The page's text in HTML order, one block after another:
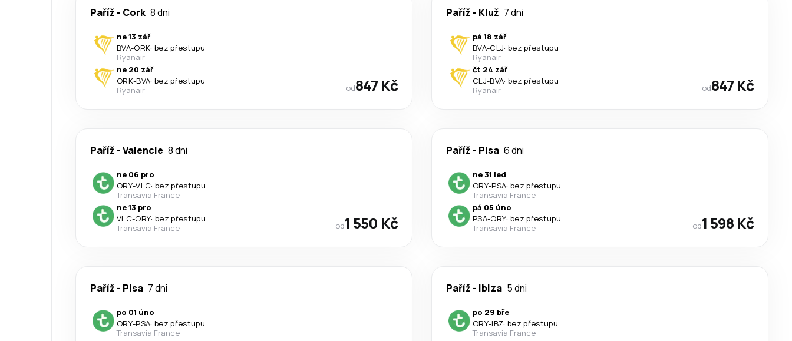
Paříž - Cork 8 dni
ne 13 zář
BVA-ORK· bez přestupu
Ryanair
ne 20 zář
ORK-BVA· bez přestupu
Ryanair
od847 Kč
Paříž - Kluž 7 dni
pá 18 zář
BVA-CLJ· bez přestupu
Ryanair
čt 24 zář
CLJ-BVA· bez přestupu
Ryanair
od847 Kč
Paříž -Valencie 8 dni
ne 06 pro
ORY-VLC· bez přestupu
Transavia France
ne 13 pro
VLC-ORY· bez přestupu
Transavia France
od1 550 Kč
Paříž - Pisa 6 dni
ne 31 led
ORY-PSA· bez přestupu
Transavia France
pá 05 úno
PSA-ORY· bez přestupu
Transavia France
od1 598 Kč
Paříž - Pisa 7 dni
po 01 úno
ORY-PSA· bez přestupu
Transavia France
Paříž - Ibiza 5 dni
po 29 bře
ORY-IBZ· bez přestupu
Transavia France